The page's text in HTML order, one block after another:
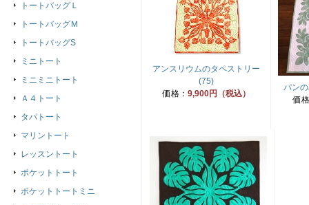
アンスリウムのタペストリー
(75)
価格： 9,900円（税込）
パン
価
トートバッグＬ
トートバッグＭ
トートバッグS
ミニトート
ミニミニトート
Ａ４トート
タパトート
マリントート
レッスントート
ポケットトート
ポケットトートミニ